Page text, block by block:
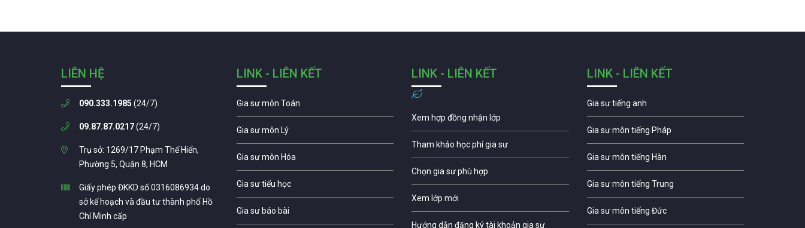
LIÊN HỆ
090.333.1985 (24/7)
09.87.87.0217(24/7)
Trụ sở: 1269/17 Phạm Thế Hiển,
Phường 5, Quận 8, HCM
Giấy phép ĐKKD số 0316086934 do
sở kế hoạch và đầu tư thành phố Hồ
Chí Minh cấp
LINK - LIÊN KẾT
Gia sư môn Toán
Gia sư môn Lý
Gia sư môn Hóa
Gia sư tiểu học
Gia sư báo bài
LINK - LIÊN KẾT
Xem hợp đồng nhận lớp
Tham khảo học phí gia sư
Chọn gia sư phù hợp
Xem lớp mới
Hướng dẫn đăng ký tài khoản gia sư
LINK - LIÊN KẾT
Gia sư tiếng anh
Gia sư môn tiếng Pháp
Gia sư môn tiếng Hàn
Gia sư môn tiếng Trung
Gia sư môn tiếng Đức